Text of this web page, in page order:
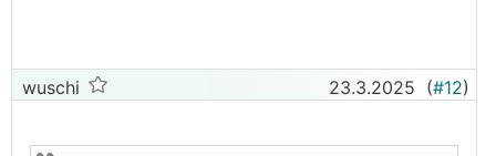
wuschi 23.3.2025 (#12)